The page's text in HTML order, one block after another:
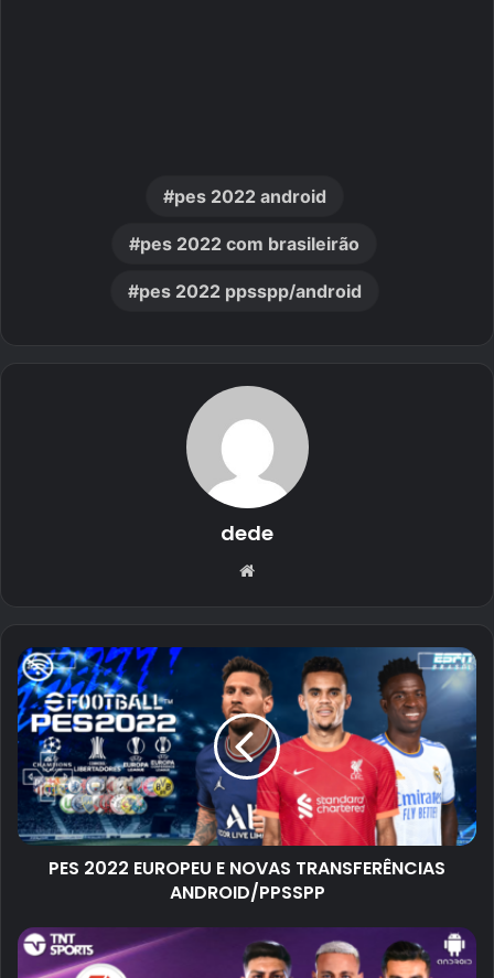
pes 2022 android
pes 2022 com brasileirão
pes 2022 ppsspp/android
dede
Website
PES 2022 EUROPEU E NOVAS TRANSFERÊNCIAS
ANDROID/PPSSPP